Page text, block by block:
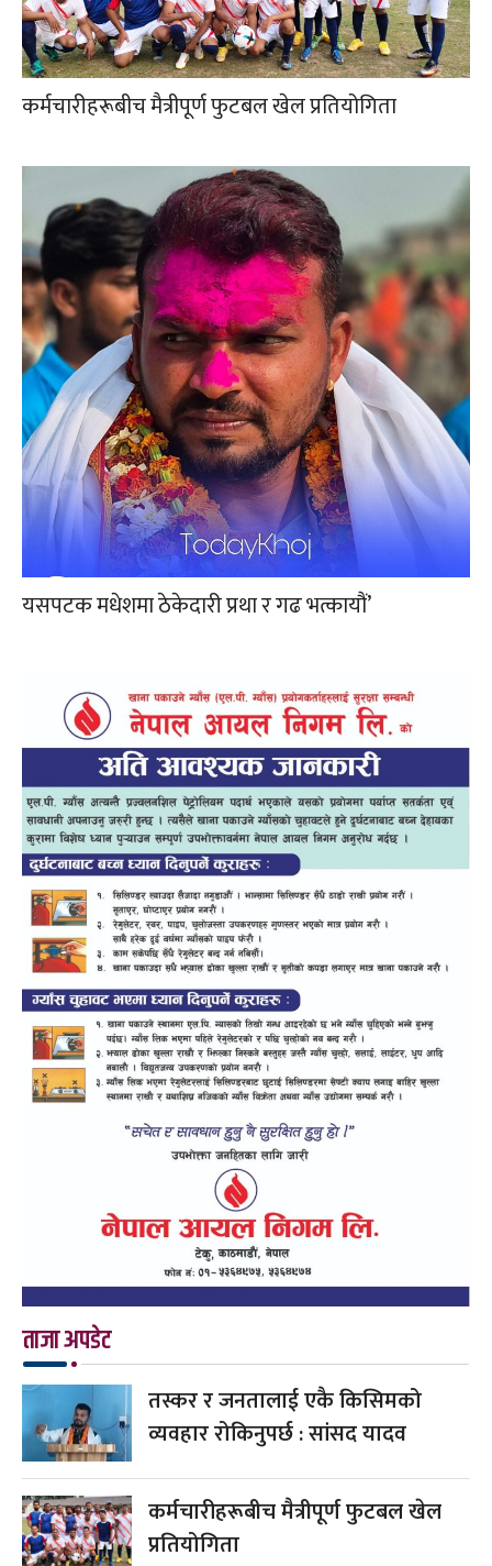
कर्मचारीहरूबीच मैत्रीपूर्ण फुटबल खेल प्रतियोगिता
यसपटक मधेशमा ठेकेदारी प्रथा र गढ भत्कायौं’
ताजा अपडेट
तस्कर र जनतालाई एकै किसिमको
व्यवहार रोकिनुपर्छ : सांसद यादव
कर्मचारीहरूबीच मैत्रीपूर्ण फुटबल खेल
प्रतियोगिता